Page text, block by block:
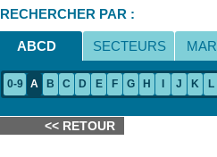
RECHERCHER PAR :
ABCD SECTEURS
0-9 A B C D E F G H J K L
<< RETOUR